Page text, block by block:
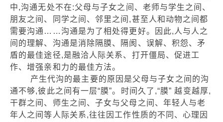
中,沟通无处不在:父母与子女之间、老师与学生之间、
朋友之间、同学之间、邻里之间,甚至人和动物之间都
需要沟通……沟通是为了相处得更好。因此,人与人之
间的理解、沟通是消除隔膜、隔阂、误解、积怨、矛
盾的最佳途径,是融洽人际关系、打开僵局、促进工
作、增强亲和力的最佳方法。
产生代沟的最主要的原因是父母与子女之间的沟
通不够,彼此之间有一层“膜”。时间久了,“膜” 越变越厚,
干群之间、师生之间、子女与父母之间、年轻人与老
年人之间等人际关系,往往因工作性质的不同、心理因